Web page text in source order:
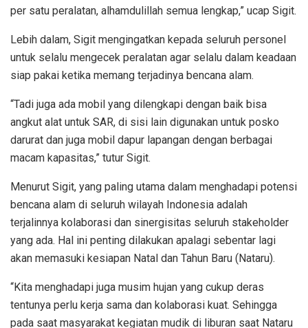
per satu peralatan, alhamdulillah semua lengkap,” ucap Sigit.
Lebih dalam, Sigit mengingatkan kepada seluruh personel
untuk selalu mengecek peralatan agar selalu dalam keadaan
siap pakai ketika memang terjadinya bencana alam.
“Tadi juga ada mobil yang dilengkapi dengan baik bisa
angkut alat untuk SAR, di sisi lain digunakan untuk posko
darurat dan juga mobil dapur lapangan dengan berbagai
macam kapasitas,” tutur Sigit.
Menurut Sigit, yang paling utama dalam menghadapi potensi
bencana alam di seluruh wilayah Indonesia adalah
terjalinnya kolaborasi dan sinergisitas seluruh stakeholder
yang ada. Hal ini penting dilakukan apalagi sebentar lagi
akan memasuki kesiapan Natal dan Tahun Baru (Nataru).
“Kita menghadapi juga musim hujan yang cukup deras
tentunya perlu kerja sama dan kolaborasi kuat. Sehingga
pada saat masyarakat kegiatan mudik di liburan saat Nataru